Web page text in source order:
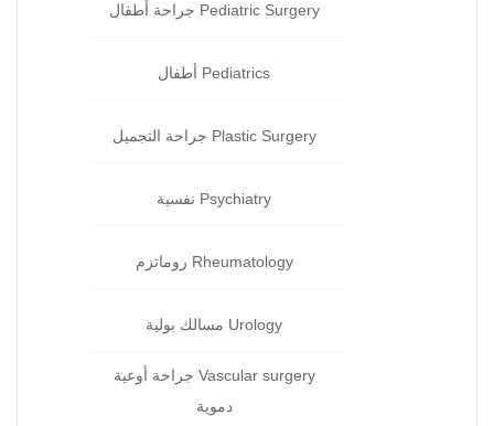
Pediatric Surgery جراحة‏ أطفال
Pediatrics أطفال
Plastic Surgery جراحة التجميل
Psychiatry نفسية‏
Rheumatology روماتزم‏
Urology مسالك بولية
Vascular surgery جراحة أوعية
دموية